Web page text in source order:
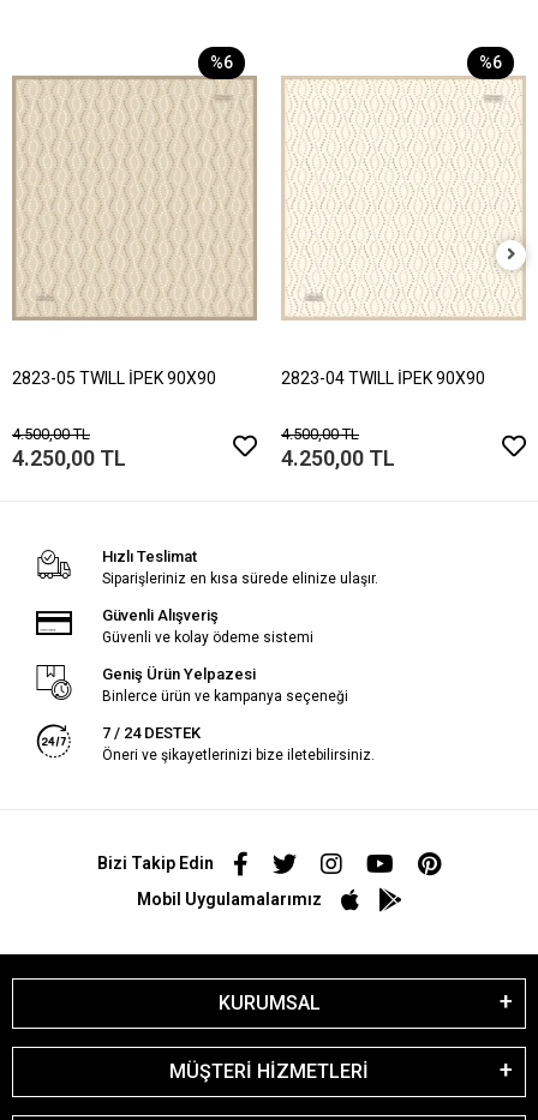
%6
2823-05 TWILL İPEK 90X90
4.500,00 TL
4.250,00 TL
%6
2823-04 TWILL İPEK 90X90
4.500,00 TL
4.250,00 TL
Hızlı Teslimat
Siparişleriniz en kısa sürede elinize ulaşır.
Güvenli Alışveriş
Güvenli ve kolay ödeme sistemi
Geniş Ürün Yelpazesi
Binlerce ürün ve kampanya seçeneği
7 / 24 DESTEK
Öneri ve şikayetlerinizi bize iletebilirsiniz.
Bizi Takip Edin
Mobil Uygulamalarımız
KURUMSAL
MÜŞTERİ HİZMETLERİ